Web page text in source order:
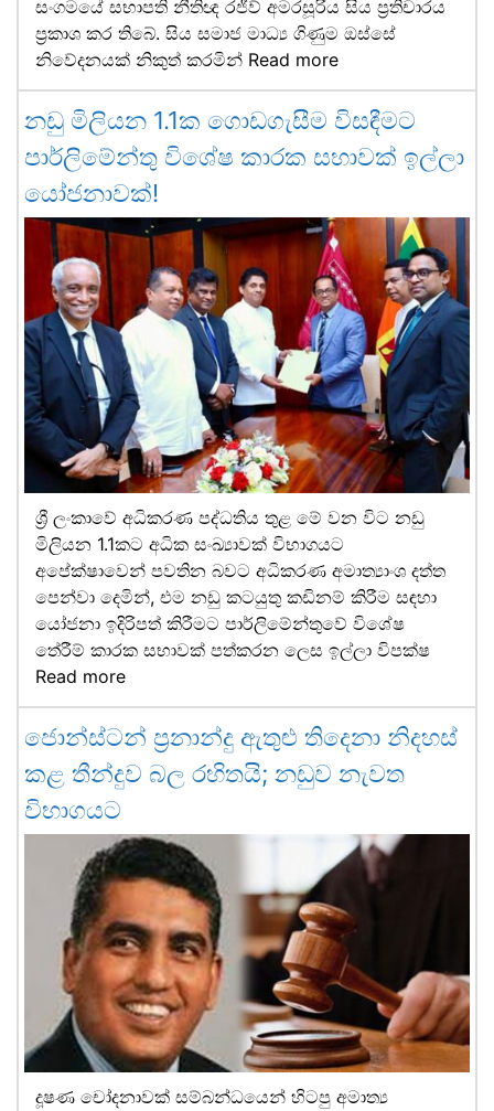
සංගමයේ සභාපති නීතිඥ රජීව් අමරසූරිය සිය ප්‍රතිචාරය
ප්‍රකාශ කර තිබේ. සිය සමාජ මාධ්‍ය ගිණුම ඔස්සේ
නිවේදනයක් නිකුත් කරමින් Read more
නඩු මිලියන 1.1ක ගොඩගැසීම විසඳීමට
පාර්ලිමේන්තු විශේෂ කාරක සභාවක් ඉල්ලා
යෝජනාවක්!
ශ්‍රී ලංකාවේ අධිකරණ පද්ධතිය තුළ මේ වන විට නඩු
මිලියන 1.1කට අධික සංඛ්‍යාවක් විභාගයට
අපේක්ෂාවෙන් පවතින බවට අධිකරණ අමාත්‍යාංශ දත්ත
පෙන්වා දෙමින්, එම නඩු කටයුතු කඩිනම් කිරීම සඳහා
යෝජනා ඉදිරිපත් කිරීමට පාර්ලිමේන්තුවේ විශේෂ
තේරීම් කාරක සභාවක් පත්කරන ලෙස ඉල්ලා විපක්ෂ
Read more
ජොන්ස්ටන් ප්‍රනාන්දු ඇතුළු තිදෙනා නිදහස්
කළ තීන්දුව බල රහිතයි; නඩුව නැවත
විභාගයට
දූෂණ චෝදනාවක් සම්බන්ධයෙන් හිටපු අමාත්‍ය